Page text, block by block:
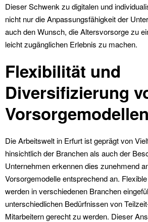
Dieser Schwenk zu digitalen und
nicht nur die Anpassungsfähigkeit der
auch den Wunsch, die Altersvorsorge zu
leicht zugänglichen Erlebnis zu machen.
Flexibilität und
Diversifizierung
Vorsorgemodellen
Die Arbeitswelt in Erfurt ist geprägt von
hinsichtlich der Branchen als auch der
Unternehmen erkennen dies zunehmend
Vorsorgemodelle entsprechend an.
werden in verschiedenen Branchen
unterschiedlichen Bedürfnissen von
Mitarbeitern gerecht zu werden. Dieser